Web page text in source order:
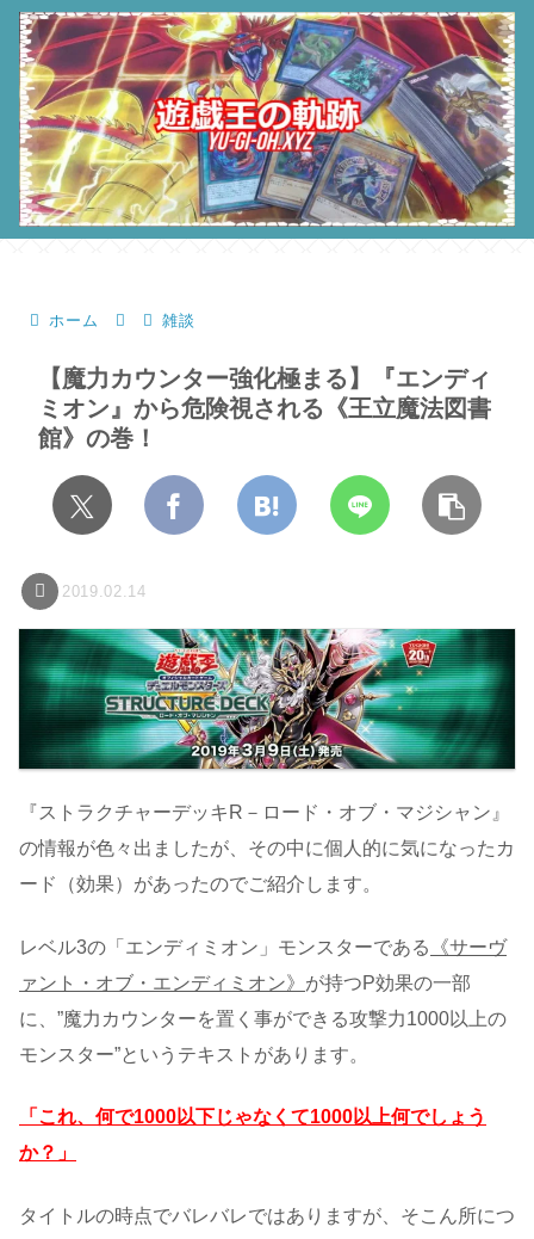
ホーム 雑談
【魔力カウンター強化極まる】『エンディ
ミオン』から危険視される《王立魔法図書
館》の巻！
2019.02.14
『ストラクチャーデッキR－ロード・オブ・マジシャン』
の情報が色々出ましたが、その中に個人的に気になったカ
ード（効果）があったのでご紹介します。
レベル3の「エンディミオン」モンスターである
《サーヴ
ァント・オブ・エンディミオン》 が持つP効果の一部
に、”魔力カウンターを置く事ができる攻撃力1000以上の
モンスター”というテキストがあります。
「これ、何で1000以下じゃなくて1000以上何でしょう
か？」
タイトルの時点でバレバレではありますが、そこん所につ